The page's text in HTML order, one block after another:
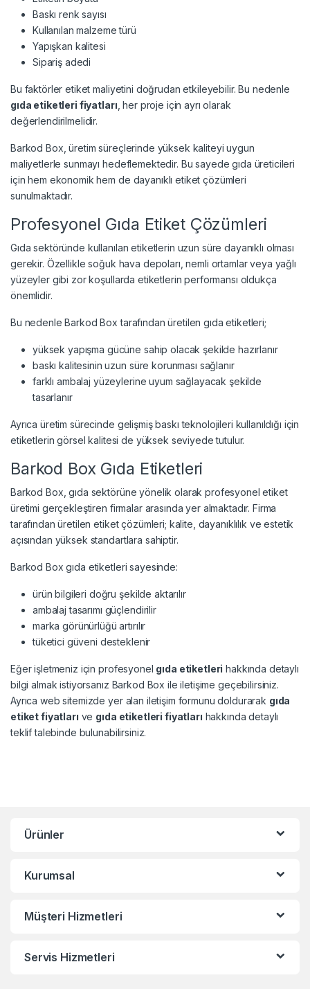
Baskı renk sayısı
Kullanılan malzeme türü
Yapışkan kalitesi
Sipariş adedi
Bu faktörler etiket maliyetini doğrudan etkileyebilir. Bu nedenle
gıda etiketleri fiyatları , her proje için ayrı olarak
değerlendirilmelidir.
Barkod Box, üretim süreçlerinde yüksek kaliteyi uygun
maliyetlerle sunmayı hedeflemektedir. Bu sayede gıda üreticileri
için hem ekonomik hem de dayanıklı etiket çözümleri
sunulmaktadır.
Profesyonel Gıda Etiket Çözümleri
Gıda sektöründe kullanılan etiketlerin uzun süre dayanıklı olması
gerekir. Özellikle soğuk hava depoları, nemli ortamlar veya yağlı
yüzeyler gibi zor koşullarda etiketlerin performansı oldukça
önemlidir.
Bu nedenle Barkod Box tarafından üretilen gıda etiketleri;
yüksek yapışma gücüne sahip olacak şekilde hazırlanır
baskı kalitesinin uzun süre korunması sağlanır
farklı ambalaj yüzeylerine uyum sağlayacak şekilde
tasarlanır
Ayrıca üretim sürecinde gelişmiş baskı teknolojileri kullanıldığı için
etiketlerin görsel kalitesi de yüksek seviyede tutulur.
Barkod Box Gıda Etiketleri
Barkod Box, gıda sektörüne yönelik olarak profesyonel etiket
üretimi gerçekleştiren firmalar arasında yer almaktadır. Firma
tarafından üretilen etiket çözümleri; kalite, dayanıklılık ve estetik
açısından yüksek standartlara sahiptir.
Barkod Box gıda etiketleri sayesinde:
ürün bilgileri doğru şekilde aktarılır
ambalaj tasarımı güçlendirilir
marka görünürlüğü artırılır
tüketici güveni desteklenir
Eğer işletmeniz için profesyonel gıda etiketleri hakkında detaylı
bilgi almak istiyorsanız Barkod Box ile iletişime geçebilirsiniz.
Ayrıca web sitemizde yer alan iletişim formunu doldurarak gıda
etiket fiyatları ve gıda etiketleri fiyatları hakkında detaylı
teklif talebinde bulunabilirsiniz.
Ürünler
Kurumsal
Müşteri Hizmetleri
Servis Hizmetleri